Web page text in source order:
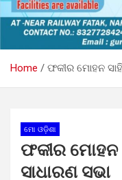
Home ଫକୀର ମୋହନ
ମୋ ଓଡ଼ିଶା
ଫକୀର ମୋହନ
ସାଧାରଣ ସଭା